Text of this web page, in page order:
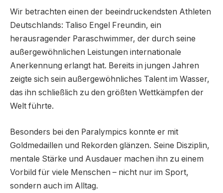
Wir betrachten einen der beeindruckendsten Athleten
Deutschlands: Taliso Engel Freundin, ein
herausragender Paraschwimmer, der durch seine
außergewöhnlichen Leistungen internationale
Anerkennung erlangt hat. Bereits in jungen Jahren
zeigte sich sein außergewöhnliches Talent im Wasser,
das ihn schließlich zu den größten Wettkämpfen der
Welt führte.
Besonders bei den Paralympics konnte er mit
Goldmedaillen und Rekorden glänzen. Seine Disziplin,
mentale Stärke und Ausdauer machen ihn zu einem
Vorbild für viele Menschen – nicht nur im Sport,
sondern auch im Alltag.